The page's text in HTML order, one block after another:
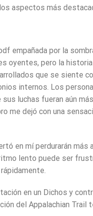
aspectos más
empañada por la
oyentes, pero la
que se siente
internos. Los
sus luchas fueran aún
me dejó con una
en mí perdurarán
lento puede ser
en un Dichos y
del Appalachian